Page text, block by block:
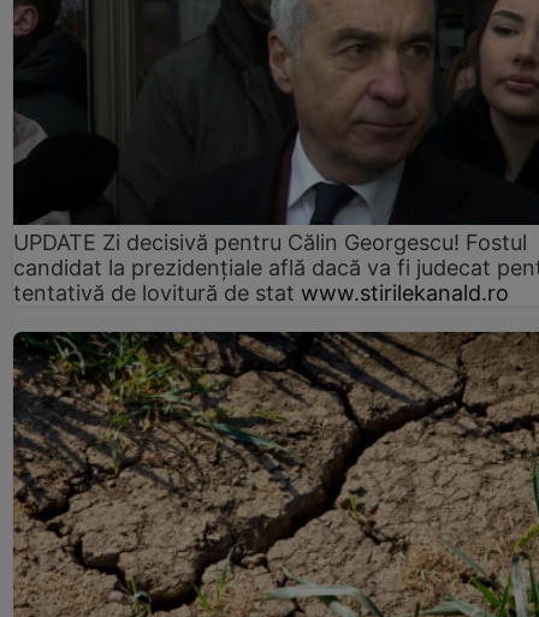
UPDATE Zi decisivă pentru Călin Georgescu! Fostul
candidat la prezidențiale află dacă va fi judecat
tentativă de lovitură de stat www.stirilekanald.ro